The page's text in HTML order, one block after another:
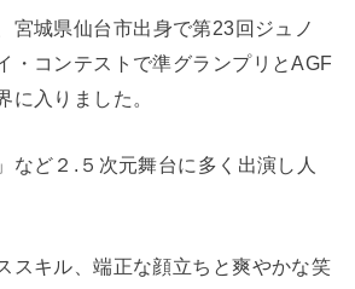
宮城県仙台市出身で第23回ジュノ
・コンテストで準グランプリとAGF
に入りました。
など２.５次元舞台に多く出演し人
スキル、端正な顔立ちと爽やかな笑